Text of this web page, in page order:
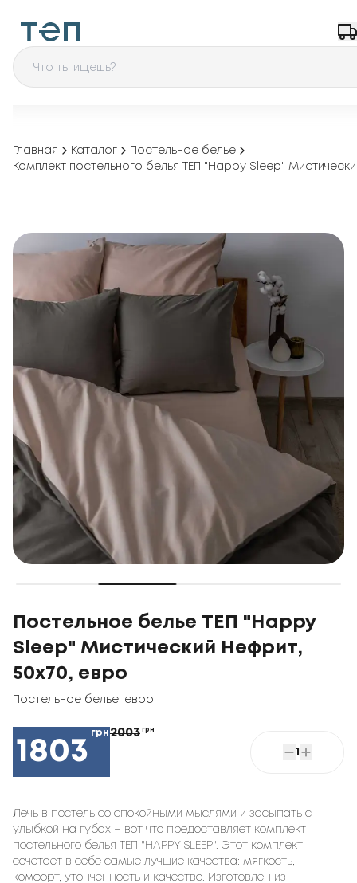
Главная Каталог
Постельное белье
Комплект постельного белья ТЕП "Happy Sleep"
Постельное белье ТЕП "Happy
Sleep" Мистический Нефрит,
50x70, евро
Постельное белье евро
1803
грн2003 грн
1
Лечь в постель со спокойными мыслями и засыпать с
улыбкой на губах – вот что предоставляет комплект
постельного белья ТЕП "HAPPY SLEEP". Этот комплект
сочетает в себе самые лучшие качества: мягкость,
комфорт, утонченность и качество. Изготовлен из